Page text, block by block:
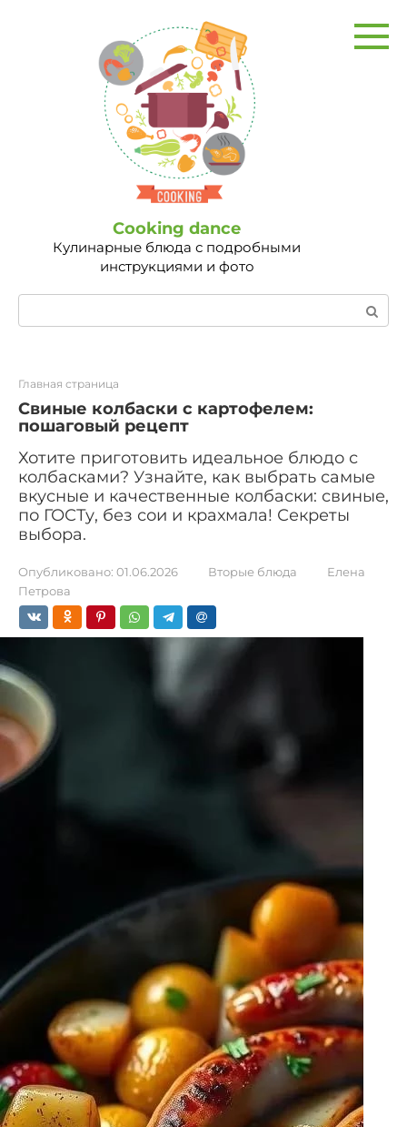
Сooking dance
Кулинарные блюда с подробными
инструкциями и фото
Поиск:
Главная страница
Свиные колбаски с картофелем:
пошаговый рецепт
Хотите приготовить идеальное блюдо с
колбасками? Узнайте, как выбрать самые
вкусные и качественные колбаски: свиные,
по ГОСТу, без сои и крахмала! Секреты
выбора.
Опубликовано: 01.06.2026 Вторые блюда
Елена
Петрова